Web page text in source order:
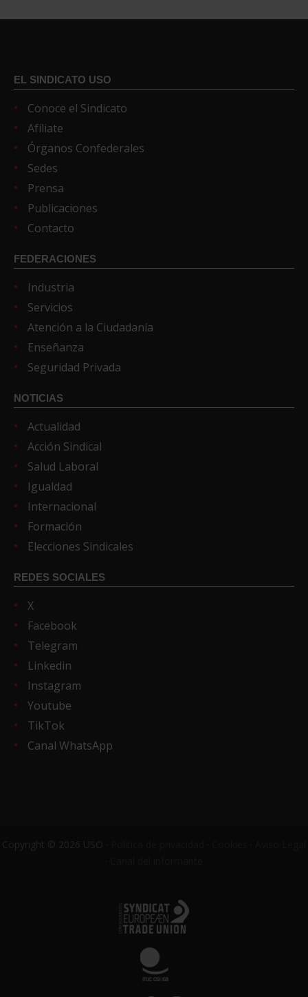
EL SINDICATO USO
Conoce el Sindicato
Afíliate
Órganos Confederales
Sedes
Prensa
Publicaciones
Contacto
FEDERACIONES
Industria
Servicios
Atención a la Ciudadanía
Enseñanza
Seguridad Privada
NOTICIAS
Actualidad
Acción Sindical
Salud Laboral
Igualdad
Internacional
Formación
Elecciones Sindicales
REDES SOCIALES
X
Facebook
Telegram
Linkedin
Instagram
Youtube
TikTok
Canal WhatsApp
Copyright © 2026 USO ·